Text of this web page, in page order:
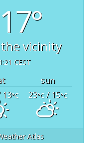
17°
vicinity
CEST
sun
°C 23°C/ 15°C
Atlas